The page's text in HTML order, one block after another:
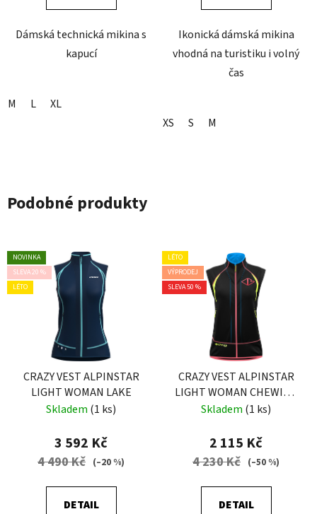
Dámská technická mikina s
kapucí
M L XL
Ikonická dámská mikina
vhodná na turistiku i volný
čas
XS S M
Podobné produkty
NOVINKA
SLEVA 20 %
LÉTO
CRAZY VEST ALPINSTAR
LIGHT WOMAN LAKE
Skladem (1 ks)
3 592 Kč
4 490 Kč (–20 %)
DETAIL
LÉTO
VÝPRODEJ
SLEVA 50 %
CRAZY VEST ALPINSTAR
LIGHT WOMAN CHEWING
GUM
Skladem (1 ks)
2 115 Kč
4 230 Kč (–50 %)
DETAIL